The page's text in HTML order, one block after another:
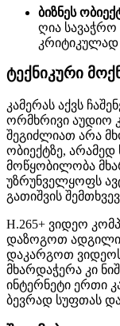
ბიზნეს
ღია სავაჭრო
კრიტიკულად
ტექნიკური
კამერას აქვს
ორმხრივი აუდიო
შეგიძლიათ არა
ობიექტზე, არამედ
მოწყობილობა
უზრუნველყოფს
გათიშვის
H.265+ ვიდეო
დაზოგოთ ადგილი
დაკარგოთ ვიდეოს
მხარდაჭერა კი
ინტერნეტი ერთი
ბევრად სუფთას